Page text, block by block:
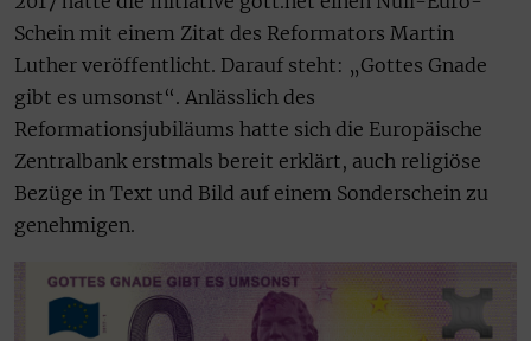
Schein mit einem Zitat des Reformators Martin
Luther veröffentlicht. Darauf steht: „Gottes Gnade
gibt es umsonst“. Anlässlich des
Reformationsjubiläums hatte sich die Europäische
Zentralbank erstmals bereit erklärt, auch religiöse
Bezüge in Text und Bild auf einem Sonderschein zu
genehmigen.